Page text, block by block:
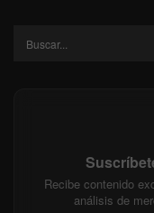
Recibe contenido
análisis de